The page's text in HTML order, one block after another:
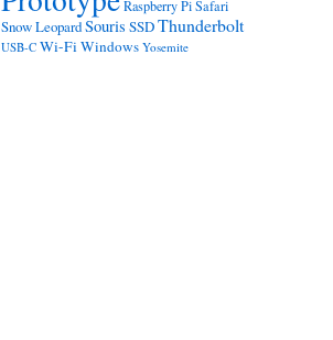
Raspberry Pi Safari
Snow LeopardSouris SSDThunderbolt
USB-C Wi-FiWindows Yosemite